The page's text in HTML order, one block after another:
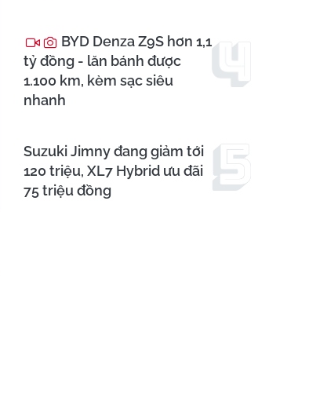
BYD Denza Z9S hơn 1,1
tỷ đồng - lăn bánh được
1.100 km, kèm sạc siêu
nhanh
Suzuki Jimny đang giảm tới
120 triệu, XL7 Hybrid ưu đãi
75 triệu đồng